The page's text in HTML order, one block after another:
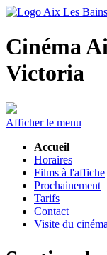
Cinéma
Victoria
Afficher le menu
Accueil
Horaires
Films à l'affiche
Prochainement
Tarifs
Contact
Visite du cinéma